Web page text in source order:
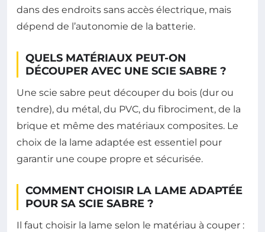
dans des endroits sans accès électrique, mais
dépend de l’autonomie de la batterie.
QUELS MATÉRIAUX PEUT-ON
DÉCOUPER AVEC UNE SCIE SABRE ?
Une scie sabre peut découper du bois (dur ou
tendre), du métal, du PVC, du fibrociment, de la
brique et même des matériaux composites. Le
choix de la lame adaptée est essentiel pour
garantir une coupe propre et sécurisée.
COMMENT CHOISIR LA LAME ADAPTÉE
POUR SA SCIE SABRE ?
Il faut choisir la lame selon le matériau à couper :